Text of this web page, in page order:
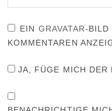
EIN GRAVATAR-BILD
KOMMENTAREN
JA, FÜGE MICH DER